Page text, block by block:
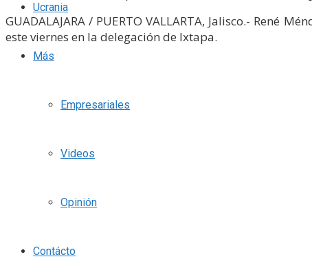
Ucrania
Más
Empresariales
Videos
Opinión
Contácto
GUADALAJARA / PUERTO VALLARTA, Jalisco.- René
este viernes en la delegación de Ixtapa.